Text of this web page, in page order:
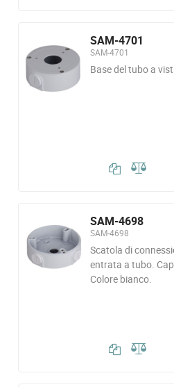
SAM-4701
SAM-4701
Base del tubo a
SAM-4698
SAM-4698
Scatola di
entrata a tubo.
Colore bianco.